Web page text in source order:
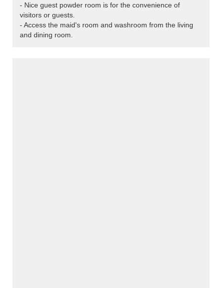
- Nice guest powder room is for the convenience of
visitors or guests.
- Access the maid's room and washroom from the living
and dining room.